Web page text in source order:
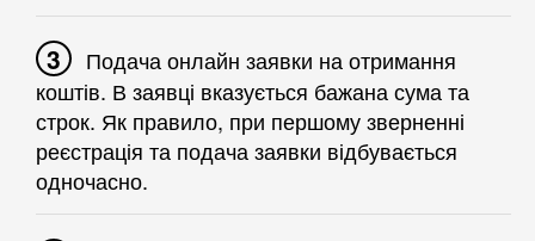
Подача онлайн заявки на отримання
коштів. В заявці вказується бажана сума та
строк. Як правило, при першому зверненні
реєстрація та подача заявки відбувається
одночасно.